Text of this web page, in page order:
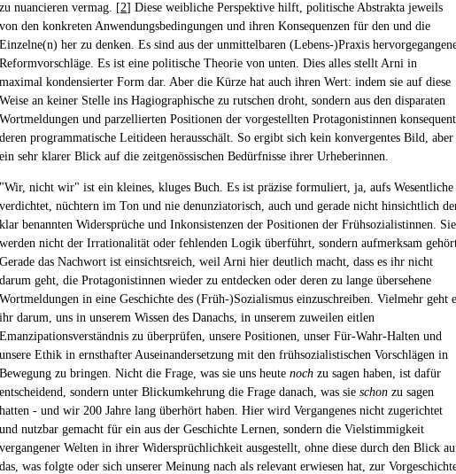
zu nuancieren vermag. [2] Diese weibliche Perspektive hilft, politische Abstrakta jeweils
von den konkreten Anwendungsbedingungen und ihren Konsequenzen für den und die
Einzelne(n) her zu denken. Es sind aus der unmittelbaren (Lebens-)Praxis
Reformvorschläge. Es ist eine politische Theorie von unten. Dies alles stellt Arni in
maximal kondensierter Form dar. Aber die Kürze hat auch ihren Wert: indem sie auf diese
Weise an keiner Stelle ins Hagiographische zu rutschen droht, sondern aus den disparaten
Wortmeldungen und parzellierten Positionen der vorgestellten Protagonistinnen konsequent
deren programmatische Leitideen herausschält. So ergibt sich kein konvergentes Bild, aber
ein sehr klarer Blick auf die zeitgenössischen Bedürfnisse ihrer Urheberinnen.
"Wir, nicht wir" ist ein kleines, kluges Buch. Es ist präzise formuliert, ja, aufs Wesentliche
verdichtet, nüchtern im Ton und nie denunziatorisch, auch und gerade nicht hinsichtlich
klar benannten Widersprüche und Inkonsistenzen der Positionen der Frühsozialistinnen. Sie
werden nicht der Irrationalität oder fehlenden Logik überführt, sondern aufmerksam
Gerade das Nachwort ist einsichtsreich, weil Arni hier deutlich macht, dass es ihr nicht
darum geht, die Protagonistinnen wieder zu entdecken oder deren zu lange übersehene
Wortmeldungen in eine Geschichte des (Früh-)Sozialismus einzuschreiben. Vielmehr geht
ihr darum, uns in unserem Wissen des Danachs, in unserem zuweilen eitlen
Emanzipationsverständnis zu überprüfen, unsere Positionen, unser Für-Wahr-Halten und
unsere Ethik in ernsthafter Auseinandersetzung mit den frühsozialistischen Vorschlägen in
Bewegung zu bringen. Nicht die Frage, was sie uns heute noch zu sagen haben, ist dafür
entscheidend, sondern unter Blickumkehrung die Frage danach, was sie schon zu sagen
hatten - und wir 200 Jahre lang überhört haben. Hier wird Vergangenes nicht zugerichtet
und nutzbar gemacht für ein aus der Geschichte Lernen, sondern die Vielstimmigkeit
vergangener Welten in ihrer Widersprüchlichkeit ausgestellt, ohne diese durch den Blick
das, was folgte oder sich unserer Meinung nach als relevant erwiesen hat, zur